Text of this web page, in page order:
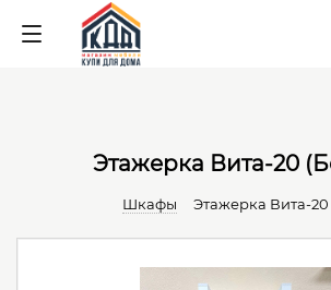
Этажерка Вита-20
Шкафы Этажерка Вита-